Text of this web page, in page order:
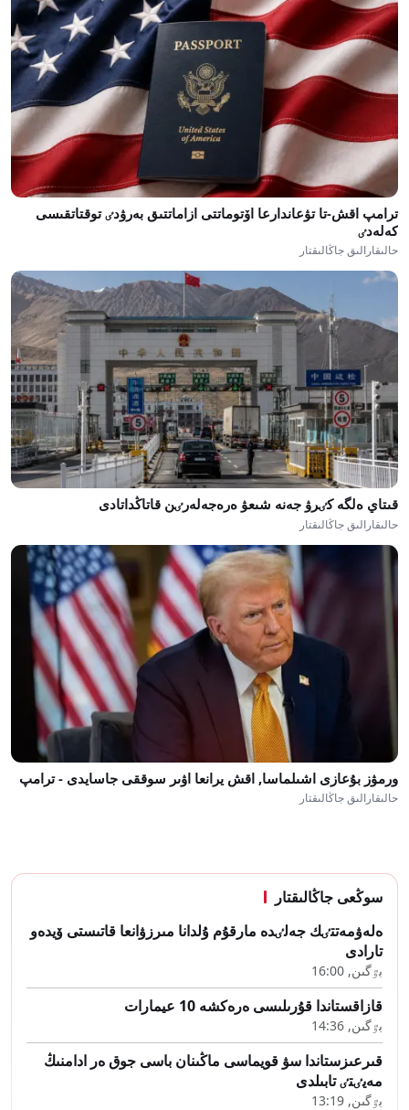
ترامپ اقش-تا تۋعاندارعا اۆتوماتتى ازاماتتىق بەرۋدٸ توقتاتقىسى
كەلەدٸ
حالىقارالىق جاڭالىقتار
قىتاي ەلگە كٸرۋ جەنە شىعۋ ەرەجەلەرٸن قاتاڭداتادى
حالىقارالىق جاڭالىقتار
ورمۋز بۇعازى اشىلماسا, اقش يرانعا اۋىر سوققى جاسايدى - ترامپ
حالىقارالىق جاڭالىقتار
سوڭعى جاڭالىقتار
ەلەۋمەتتٸك جەلٸدە مارقۇم ۇلدانا مىرزۋانعا قاتىستى ۆيدەو
تارادى
بٷگىن, 16:00
قازاقستاندا قۇرىلىسى ەرەكشە 10 عيمارات
بٷگىن, 14:36
قىرعىزستاندا سۋ قويماسى ماڭىنان باسى جوق ەر ادامنىڭ
مەيٸتٸ تابىلدى
بٷگىن, 13:19